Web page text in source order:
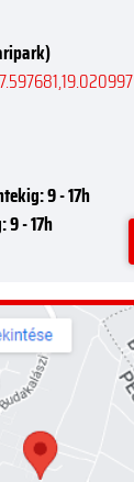
9 - 17h
- 17h